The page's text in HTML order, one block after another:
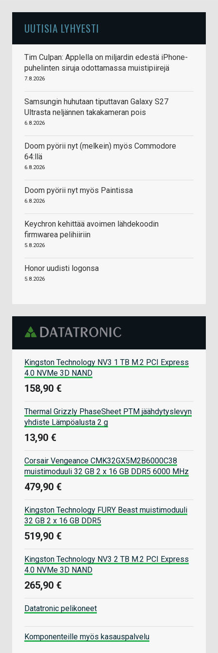
UUTISIA LYHYESTI
Tim Culpan: Applella on miljardin edestä iPhone-
puhelinten siruja odottamassa muistipiirejä
7.8.2026
Samsungin huhutaan tiputtavan Galaxy S27
Ultrasta neljännen takakameran pois
6.8.2026
Doom pyörii nyt (melkein) myös Commodore
64:llä
6.8.2026
Doom pyörii nyt myös Paintissa
6.8.2026
Keychron kehittää avoimen lähdekoodin
firmwarea pelihiiriin
5.8.2026
Honor uudisti logonsa
5.8.2026
Kingston Technology NV3 1 TB M.2 PCI Express
4.0 NVMe 3D NAND
158,90 €
Thermal Grizzly PhaseSheet PTM jäähdytyslevyn
yhdiste Lämpöalusta 2 g
13,90 €
Corsair Vengeance CMK32GX5M2B6000C38
muistimoduuli 32 GB 2 x 16 GB DDR5 6000 MHz
479,90 €
Kingston Technology FURY Beast muistimoduuli
32 GB 2 x 16 GB DDR5
519,90 €
Kingston Technology NV3 2 TB M.2 PCI Express
4.0 NVMe 3D NAND
265,90 €
Datatronic pelikoneet
Komponenteille myös kasauspalvelu